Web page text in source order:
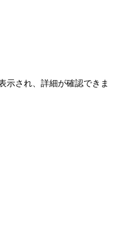
示され、詳細が確認できま